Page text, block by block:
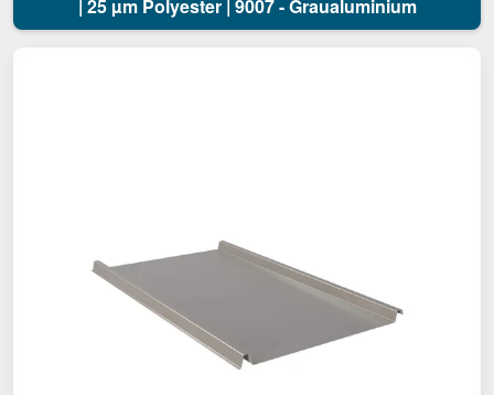
| 25 µm Polyester | 9007 - Graualuminium